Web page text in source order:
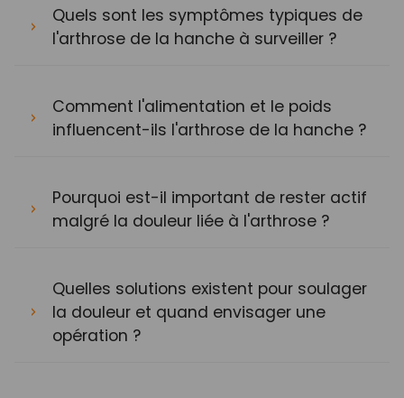
Quels sont les symptômes typiques de
l'arthrose de la hanche à surveiller ?
Comment l'alimentation et le poids
influencent-ils l'arthrose de la hanche ?
Pourquoi est-il important de rester actif
malgré la douleur liée à l'arthrose ?
Quelles solutions existent pour soulager
la douleur et quand envisager une
opération ?